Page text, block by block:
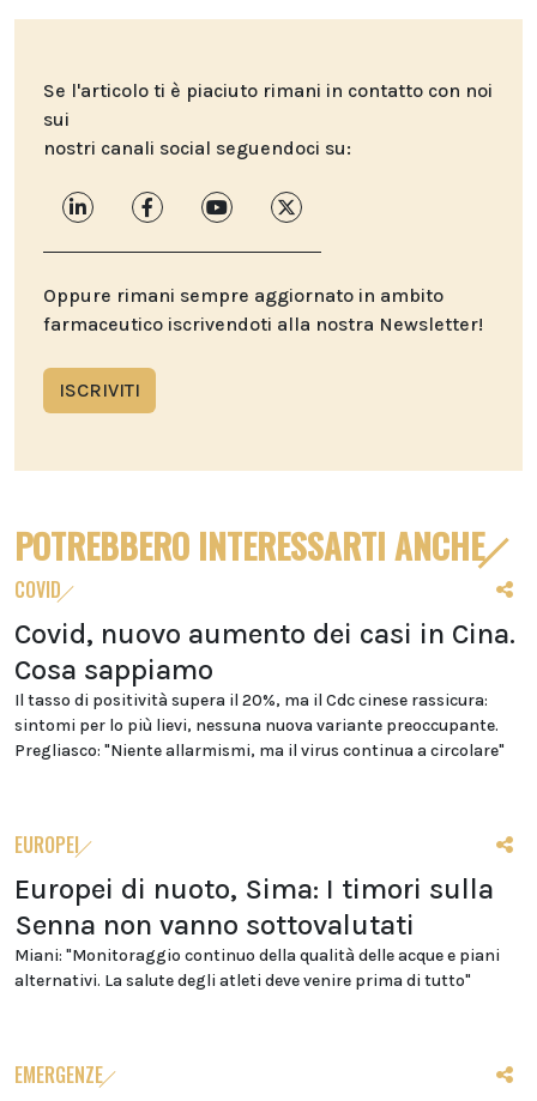
Se l'articolo ti è piaciuto rimani in contatto con noi
sui
nostri canali social seguendoci su:
Oppure rimani sempre aggiornato in ambito
farmaceutico iscrivendoti alla nostra Newsletter!
ISCRIVITI
POTREBBERO INTERESSARTI ANCHE
COVID
Covid, nuovo aumento dei casi in Cina.
Cosa sappiamo
Il tasso di positività supera il 20%, ma il Cdc cinese rassicura:
sintomi per lo più lievi, nessuna nuova variante preoccupante.
Pregliasco: "Niente allarmismi, ma il virus continua a circolare"
EUROPEI
Europei di nuoto, Sima: I timori sulla
Senna non vanno sottovalutati
Miani: "Monitoraggio continuo della qualità delle acque e piani
alternativi. La salute degli atleti deve venire prima di tutto"
EMERGENZE